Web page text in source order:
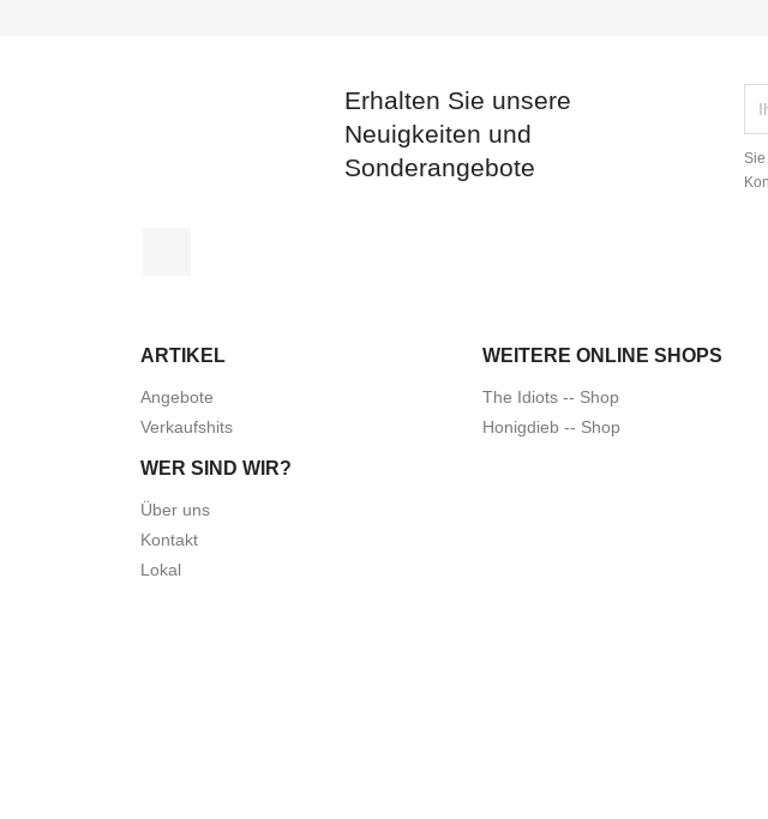
Erhalten Sie unsere
Neuigkeiten und
Sonderangebote
ARTIKEL
Angebote
Verkaufshits
WEITERE ONLINE SHOPS
The Idiots -- Shop
Honigdieb -- Shop
WER SIND WIR?
Über uns
Kontakt
Lokal